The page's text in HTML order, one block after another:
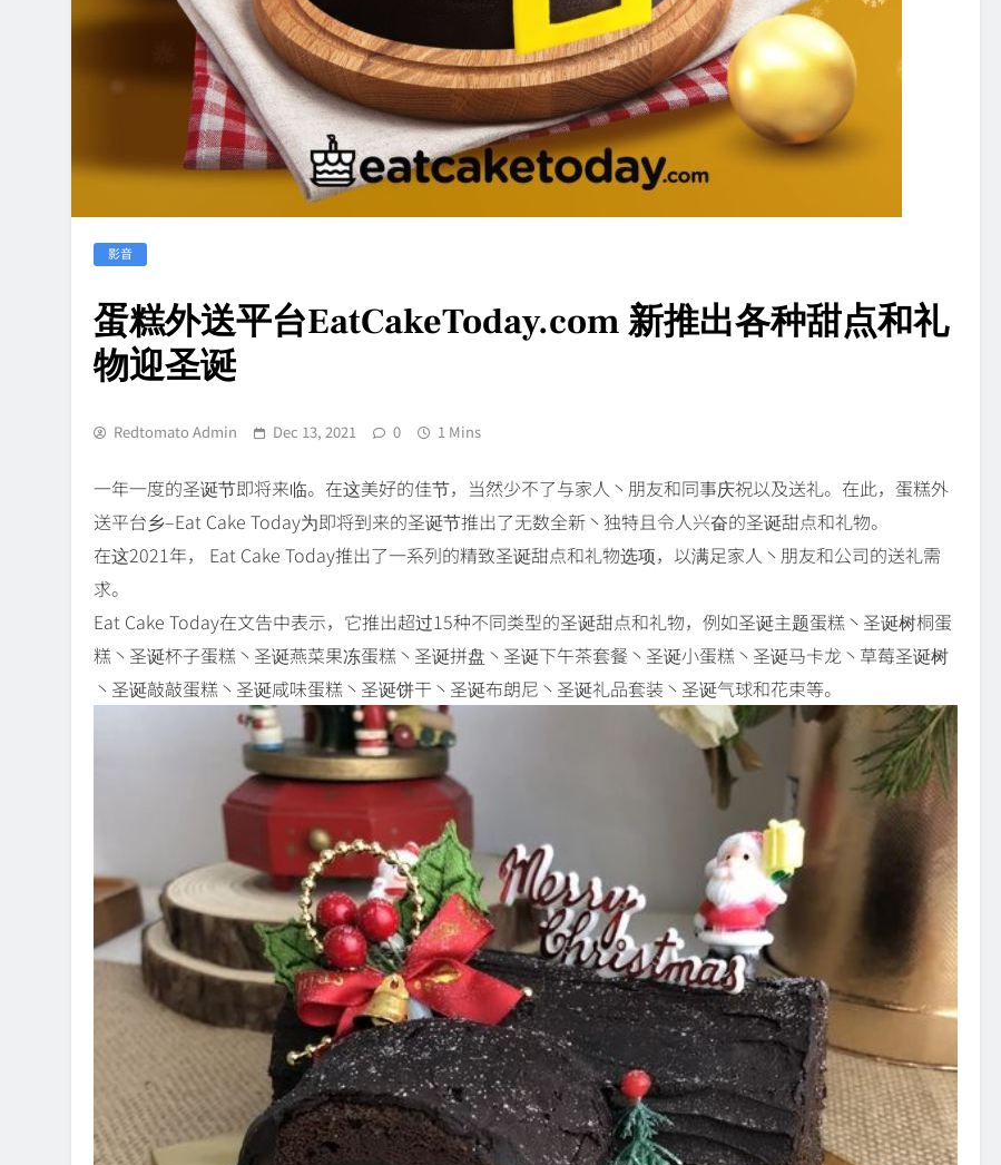
影音
蛋糕外送平台EatCakeToday.com 新推出各种甜点和礼
物迎圣诞
Redtomato Admin Dec 13, 2021 0 1 Mins
一年一度的圣诞节即将来临。在这美好的佳节，当然少不了与家人丶朋友和同事庆祝以及送礼。在此，蛋糕外
送平台乡–Eat Cake Today为即将到来的圣诞节推出了无数全新丶独特且令人兴奋的圣诞甜点和礼物。
在这2021年， Eat Cake Today推出了一系列的精致圣诞甜点和礼物选项，以满足家人丶朋友和公司的送礼需
求。
Eat Cake Today在文告中表示，它推出超过15种不同类型的圣诞甜点和礼物，例如圣诞主题蛋糕丶圣诞树桐蛋
糕丶圣诞杯子蛋糕丶圣诞燕菜果冻蛋糕丶圣诞拼盘丶圣诞下午茶套餐丶圣诞小蛋糕丶圣诞马卡龙丶草莓圣诞树
丶圣诞敲敲蛋糕丶圣诞咸味蛋糕丶圣诞饼干丶圣诞布朗尼丶圣诞礼品套装丶圣诞气球和花束等。